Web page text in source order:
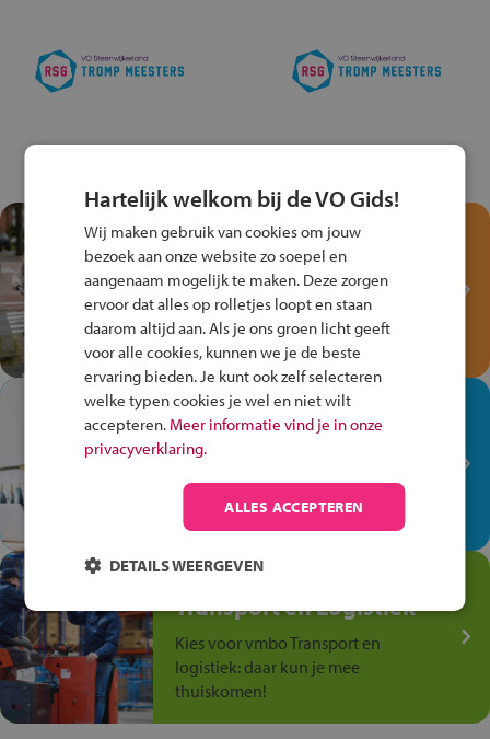
Test je kennis met het
Fiets Veilig
Verkeersspel!
Speel het Fiets Veilig Verkeersspel
en win een Cortina-fiets!
In de winkel ben je op je
plek!
op de winkelvloer, waar elke dag
anders is!
Jouw talent in de
Transport en Logistiek
Kies voor vmbo Transport en
logistiek: daar kun je mee
thuiskomen!
Hartelijk welkom bij de VO Gids!
Wij maken gebruik van cookies om jouw
bezoek aan onze website zo soepel en
aangenaam mogelijk te maken. Deze zorgen
ervoor dat alles op rolletjes loopt en staan
daarom altijd aan. Als je ons groen licht geeft
voor alle cookies, kunnen we je de beste
ervaring bieden. Je kunt ook zelf selecteren
welke typen cookies je wel en niet wilt
accepteren. Meer informatie vind je in onze
privacyverklaring.
ALLES ACCEPTEREN
DETAILS WEERGEVEN